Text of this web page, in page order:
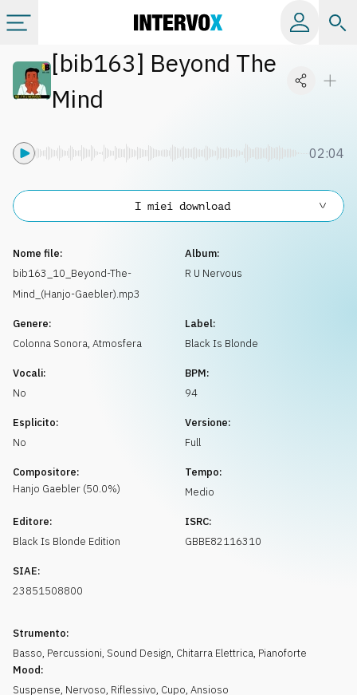
Categorie
[bib163] Beyond The
Mind
02:04
Nome file:
bib163_10_Beyond-The-
Mind_(Hanjo-Gaebler).mp3
Album:
R U Nervous
Genere:
Colonna Sonora, Atmosfera
Label:
Black Is Blonde
Vocali:
No
BPM:
94
Esplicito:
No
Versione:
Full
Compositore:
Hanjo Gaebler (50.0%)
Tempo:
Medio
Editore:
Black Is Blonde Edition
ISRC:
GBBE82116310
SIAE:
23851508800
Strumento:
Basso, Percussioni, Sound Design, Chitarra Elettrica, Pianoforte
Mood:
Suspense, Nervoso, Riflessivo, Cupo, Ansioso
I miei download